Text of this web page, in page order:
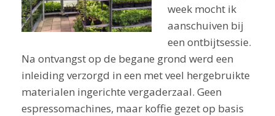
week mocht ik
aanschuiven bij
een ontbijtsessie.
Na ontvangst op de begane grond werd een
inleiding verzorgd in een met veel hergebruikte
materialen ingerichte vergaderzaal. Geen
espressomachines, maar koffie gezet op basis